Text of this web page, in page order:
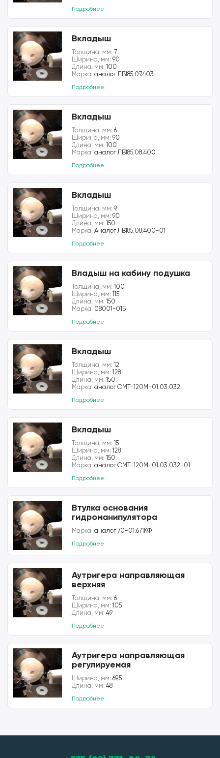
Подробнее
Вкладыш
Толщина, мм: 7
Ширина, мм: 90
Длина, мм: 100
Марка: аналог ЛВ185.07.403
Подробнее
Вкладыш
Толщина, мм: 6
Ширина, мм: 90
Длина, мм: 100
Марка: аналог ЛВ185.08.400
Подробнее
Вкладыш
Толщина, мм: 9
Ширина, мм: 90
Длина, мм: 150
Марка: Аналог ЛВ185.08.400-01
Подробнее
Владыш на кабину подушка
Толщина, мм: 100
Ширина, мм: 115
Длина, мм: 150
Марка: 08001-01Б
Подробнее
Вкладыш
Толщина, мм: 12
Ширина, мм: 128
Длина, мм: 150
Марка: аналог ОМТ-120М-01.03.032
Подробнее
Вкладыш
Толщина, мм: 15
Ширина, мм: 128
Длина, мм: 150
Марка: аналог ОМТ-120М-01.03.032-01
Подробнее
Втулка основания
гидроманипулятора
Марка: аналог 70-01.671КФ
Подробнее
Аутригера направляющая
верхняя
Толщина, мм: 6
Ширина, мм: 105
Длина, мм: 49
Подробнее
Аутригера направляющая
регулируемая
Ширина, мм: 69.5
Длина, мм: 48
Подробнее